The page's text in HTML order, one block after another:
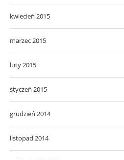
kwiecień 2015
marzec 2015
luty 2015
styczeń 2015
grudzień 2014
listopad 2014